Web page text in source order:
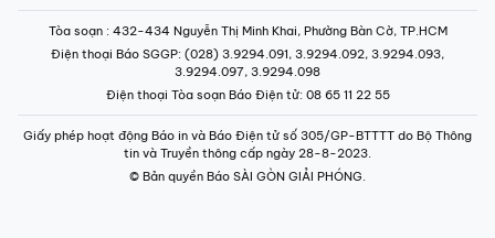
Tòa soạn : 432-434 Nguyễn Thị Minh Khai, Phường Bàn Cờ, TP.HCM
Điện thoại Báo SGGP: (028) 3.9294.091, 3.9294.092, 3.9294.093,
3.9294.097, 3.9294.098
Điện thoại Tòa soạn Báo Điện tử: 08 65 11 22 55
Giấy phép hoạt động Báo in và Báo Điện tử số 305/GP-BTTTT do Bộ Thông
tin và Truyền thông cấp ngày 28-8-2023.
© Bản quyền Báo SÀI GÒN GIẢI PHÓNG.